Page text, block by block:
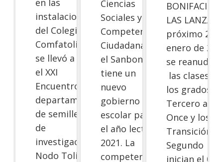
en las
instalaciones
del Colegio
Comfatolima
se llevó a cabo
el XXI
Encuentro
departamental
de semilleros
de
investigación –
Nodo Tolima,
Ciencias
Sociales y
Competencias
Ciudadanas,
el Sanboni
tiene un
nuevo
gobierno
escolar para
el año lectivo
2021. La
competencia
BONIFACIO
LAS LANZAS
próximo 25
enero de
se
las clases de
los grados
Tercero a
Once y los de
Transición a
Segundo
inician el 01